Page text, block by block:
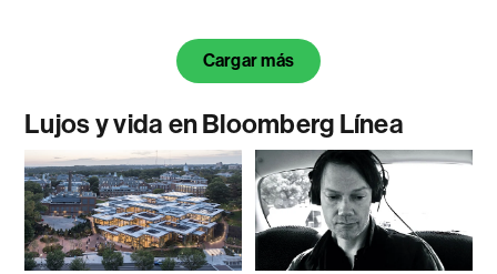
Cargar más
Lujos y vida en Bloomberg Línea